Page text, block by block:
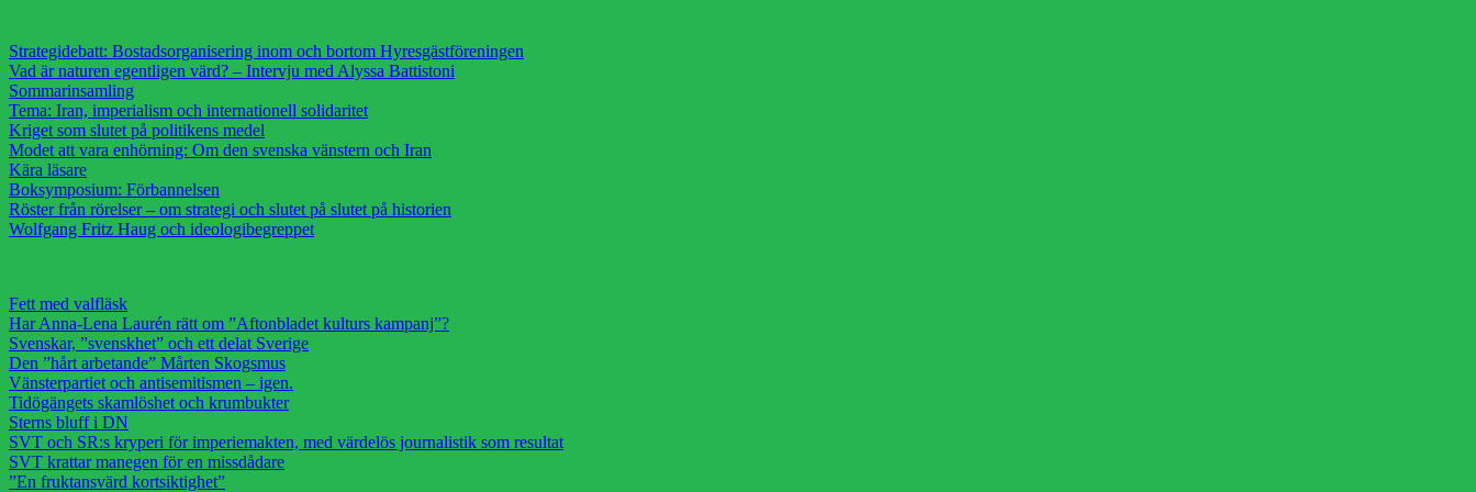
Strategidebatt: Bostadsorganisering inom och bortom Hyresgästföreningen
Vad är naturen egentligen värd? – Intervju med Alyssa Battistoni
Sommarinsamling
Tema: Iran, imperialism och internationell solidaritet
Kriget som slutet på politikens medel
Modet att vara enhörning: Om den svenska vänstern och Iran
Kära läsare
Boksymposium: Förbannelsen
Röster från rörelser – om strategi och slutet på slutet på historien
Wolfgang Fritz Haug och ideologibegreppet
Fett med valfläsk
Har Anna-Lena Laurén rätt om ”Aftonbladet kulturs kampanj”?
Svenskar, ”svenskhet” och ett delat Sverige
Den ”hårt arbetande” Mårten Skogsmus
Vänsterpartiet och antisemitismen – igen.
Tidögängets skamlöshet och krumbukter
Sterns bluff i DN
SVT och SR:s kryperi för imperiemakten, med värdelös journalistik som resultat
SVT krattar manegen för en missdådare
”En fruktansvärd kortsiktighet”